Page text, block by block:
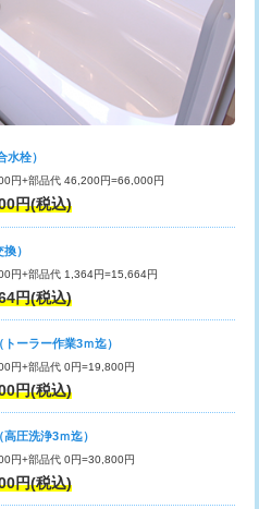
8,800円
掃・修
作業）
掃・修
作業）
22,000円
掃・修
作業）
33,000円
33,000円
8,800円～
栓）
円+部品代 46,200円=66,000円
円(税込)
）
円+部品代 1,364円=15,664円
円(税込)
ーラー作業3ｍ迄）
円+部品代 0円=19,800円
円(税込)
圧洗浄3ｍ迄）
円+部品代 0円=30,800円
円(税込)